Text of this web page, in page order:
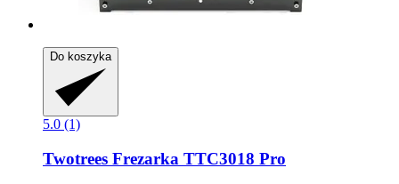
Do koszyka
5.0 (1)
Twotrees Frezarka TTC3018 Pro